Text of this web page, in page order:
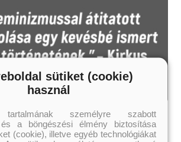
sütiket (cookie)
használ
tartalmának személyre szabott
és a böngészési élmény biztosítása
(cookie), illetve egyéb technológiákat